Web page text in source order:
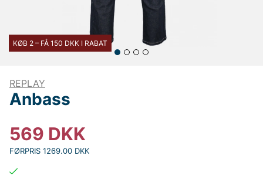
KØB 2 – FÅ 150 DKK I RABAT
REPLAY
Anbass
569 DKK
FØRPRIS 1269.00 DKK